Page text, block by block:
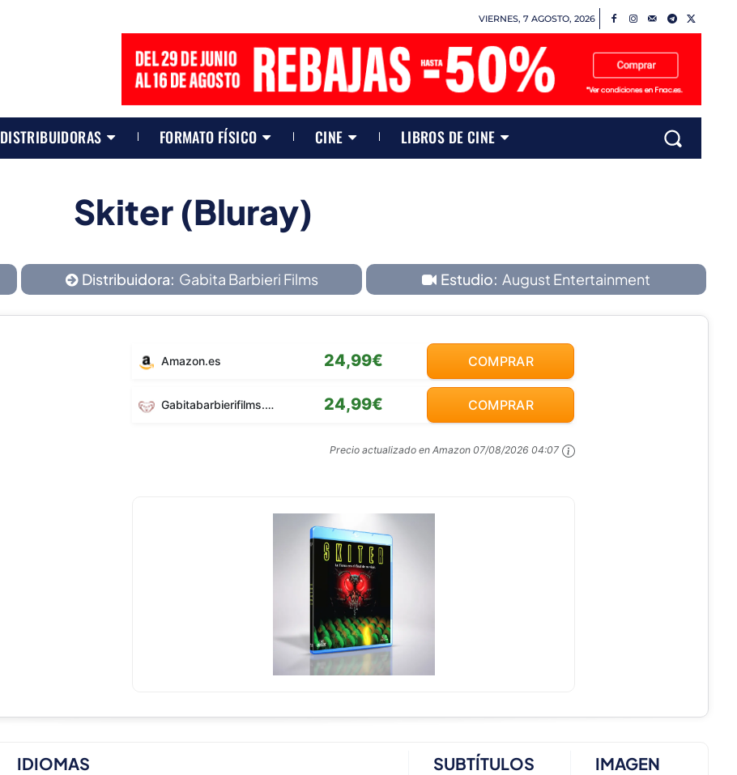
VIERNES, 7 AGOSTO, 2026
DISTRIBUIDORAS FORMATO FÍSICO CINE LIBROS DE CINE
Skiter (Bluray)
Distribuidora: Gabita Barbieri Films Estudio: August Entertainment
Amazon.es 24,99€ COMPRAR
Gabitabarbierifilms.com 24,99€ COMPRAR
Precio actualizado en Amazon 07/08/2026 04:07
IDIOMAS SUBTÍTULOS IMAGEN